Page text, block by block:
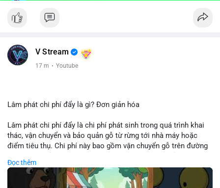
V Stream
17 m · Youtube
Lâm phát chi phí đẩy là gì? Đơn giản hóa
Lâm phát chi phí đẩy là chi phí phát sinh trong quá trình khai
thác, vận chuyển và bảo quản gỗ từ rừng tới nhà máy hoặc
điểm tiêu thụ. Chi phí này bao gồm vận chuyển gỗ trên đường
điều kiện địa hình. Việc hiểu rõ chi phí đẩy giúp doanh nghiệp
lâm nghiệp tối ưu hoá chuỗi cung ứng và kiểm soát lợi nhuận.
Đọc thêm